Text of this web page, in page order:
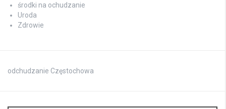
środki na ochudzanie
Uroda
Zdrowie
odchudzanie Częstochowa